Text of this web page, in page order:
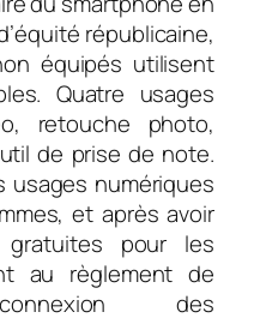
républicaine,
équipés utilisent
Quatre usages
retouche photo,
de prise de note.
usages numériques
et après avoir
gratuites pour les
au règlement de
des